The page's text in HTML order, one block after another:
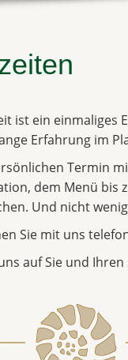
ist ein einmaliges
Erfahrung im
Termin
dem Menü bis
Und nicht
Sie mit uns
auf Sie und